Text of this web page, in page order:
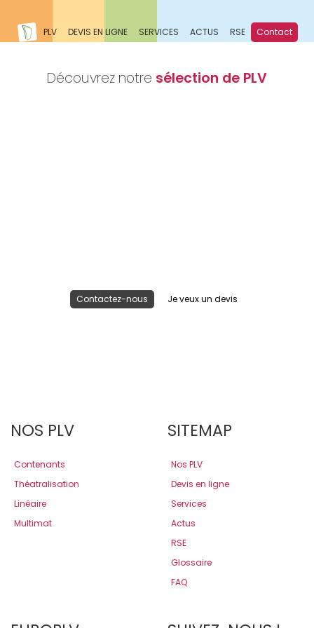
PLV DEVIS EN LIGNE SERVICES ACTUS RSE Contact
Découvrez notre sélection de PLV
Contactez-nous Je veux un devis
NOS PLV
Contenants
Théatralisation
Linéaire
Multimat
SITEMAP
Nos PLV
Devis en ligne
Services
Actus
RSE
Glossaire
FAQ